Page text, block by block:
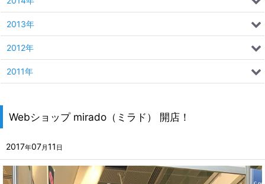
Webショップ mirado（ミラド） 開店！
2017年07月11 日
2013年
2012年
2011年